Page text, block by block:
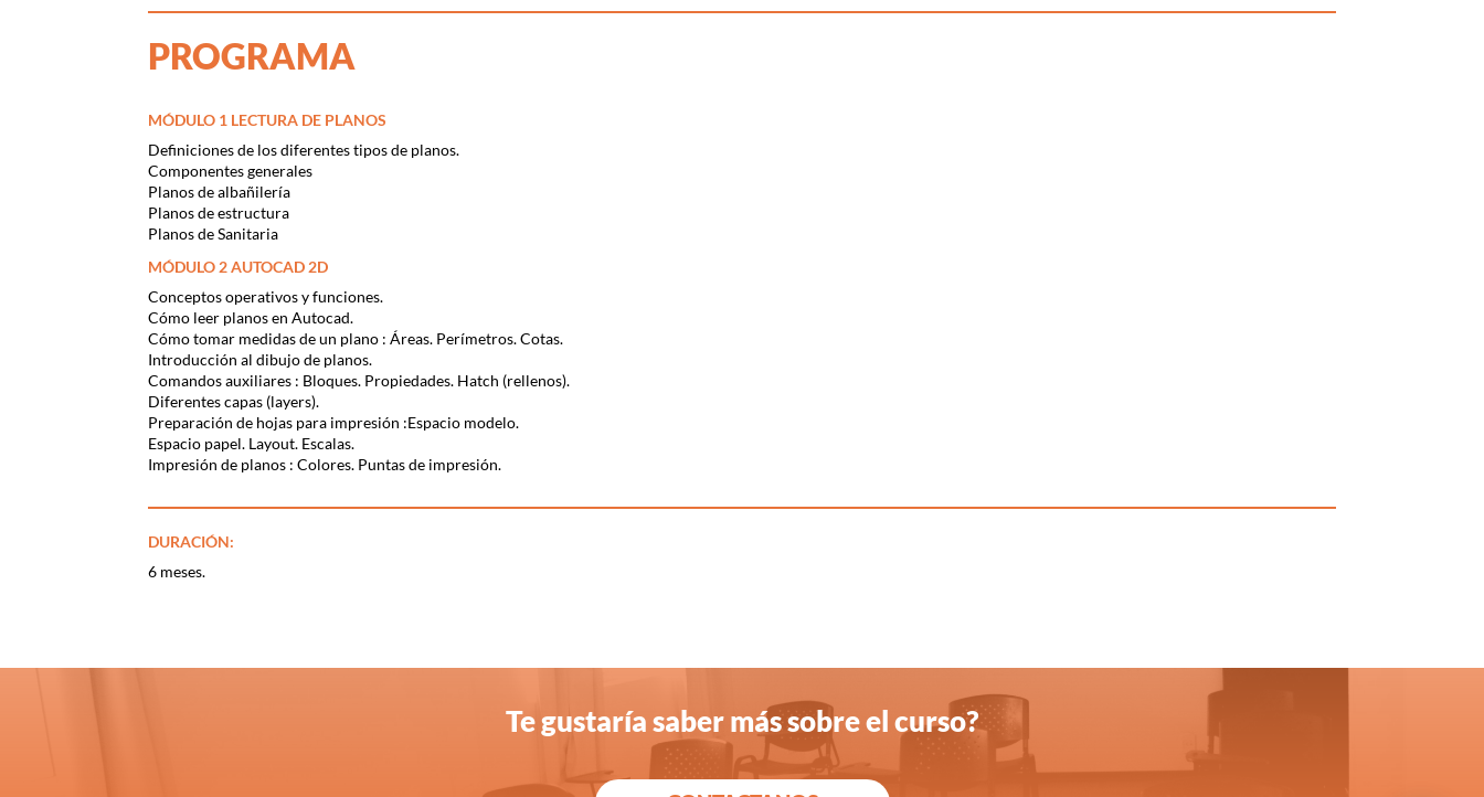
PROGRAMA
MÓDULO 1 LECTURA DE PLANOS
Definiciones de los diferentes tipos de planos.
Componentes generales
Planos de albañilería
Planos de estructura
Planos de Sanitaria
MÓDULO 2 AUTOCAD 2D
Conceptos operativos y funciones.
Cómo leer planos en Autocad.
Cómo tomar medidas de un plano : Áreas. Perímetros. Cotas.
Introducción al dibujo de planos.
Comandos auxiliares : Bloques. Propiedades. Hatch (rellenos).
Diferentes capas (layers).
Preparación de hojas para impresión :Espacio modelo.
Espacio papel. Layout. Escalas.
Impresión de planos : Colores. Puntas de impresión.
DURACIÓN:
6 meses.
Te gustaría saber más sobre el curso?